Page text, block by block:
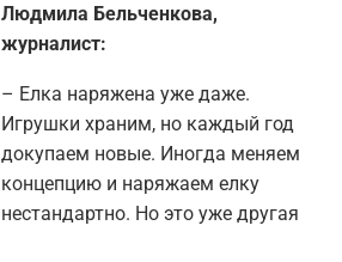
Людмила Бельченкова,
журналист:
– Елка наряжена уже даже.
Игрушки храним, но каждый год
докупаем новые. Иногда меняем
концепцию и наряжаем елку
нестандартно. Но это уже другая